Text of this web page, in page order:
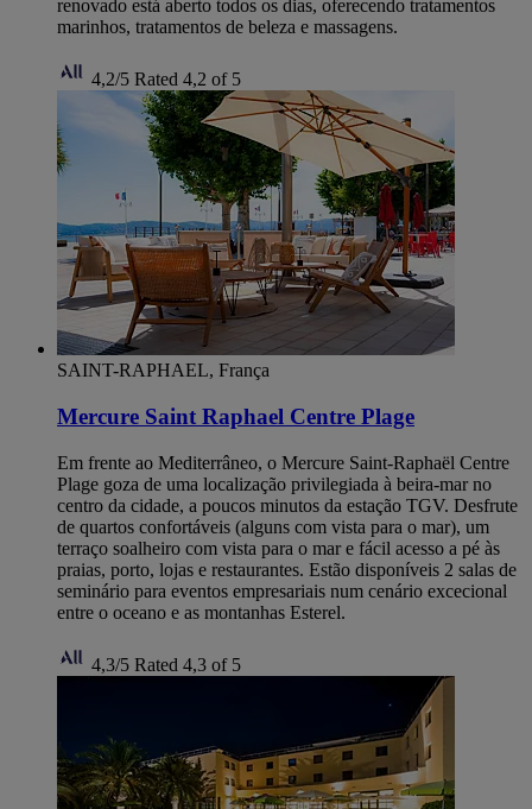
renovado está aberto todos os dias, oferecendo tratamentos
marinhos, tratamentos de beleza e massagens.
4,2/5 Rated 4,2 of 5
SAINT-RAPHAEL, França
Mercure Saint Raphael Centre Plage
Em frente ao Mediterrâneo, o Mercure Saint-Raphaël Centre
Plage goza de uma localização privilegiada à beira-mar no
centro da cidade, a poucos minutos da estação TGV. Desfrute
de quartos confortáveis (alguns com vista para o mar), um
terraço soalheiro com vista para o mar e fácil acesso a pé às
praias, porto, lojas e restaurantes. Estão disponíveis 2 salas de
seminário para eventos empresariais num cenário excecional
entre o oceano e as montanhas Esterel.
4,3/5 Rated 4,3 of 5